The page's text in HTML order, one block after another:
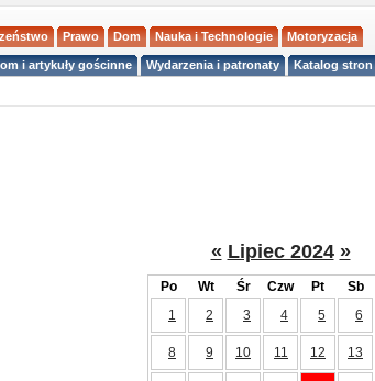
Prawo Dom Nauka i Technologie Motoryzacja
i artykuły gościnne Wydarzenia i patronaty Katalog stron
« Lipiec 2024 »
Po Wt Śr Czw Pt Sb
1
2 3 4 5 6
8 9 10 11 12 13